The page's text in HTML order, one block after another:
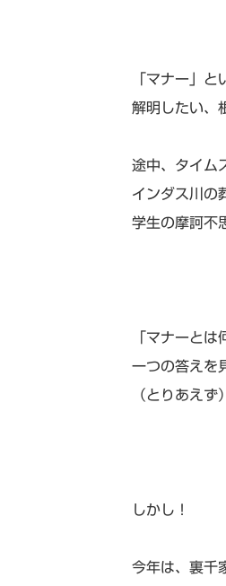
「マナー」
解明したい、
途中、タイム
インダス川の
学生の摩訶不
「マナーとは
一つの答えを
（とりあえず
しかし！
今年は、裏千